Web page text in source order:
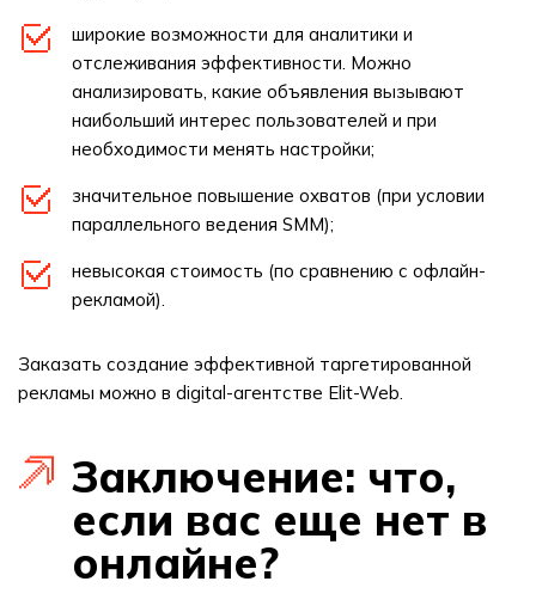
широкие возможности для аналитики и
отслеживания эффективности. Можно
анализировать, какие объявления вызывают
наибольший интерес пользователей и при
необходимости менять настройки;
значительное повышение охватов (при условии
параллельного ведения SMM);
невысокая стоимость (по сравнению с офлайн-
рекламой).
Заказать создание эффективной таргетированной
рекламы можно в digital-агентстве Elit-Web.
Заключение: что,
если вас еще нет в
онлайне?